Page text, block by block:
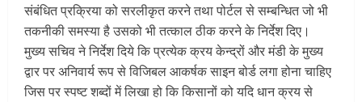
संबंधित प्रक्रिया को सरलीकृत करने तथा पोर्टल से सम्बन्धित जो भी
तकनीकी समस्या है उसको भी तत्काल ठीक करने के निर्देश दिए।
मुख्य सचिव ने निर्देश दिये कि प्रत्येक क्रय केन्द्रों और मंडी के मुख्य
द्वार पर अनिवार्य रूप से विजिबल आकर्षक साइन बोर्ड लगा होना चाहिए
जिस पर स्पष्ट शब्दों में लिखा हो कि किसानों को यदि धान क्रय से